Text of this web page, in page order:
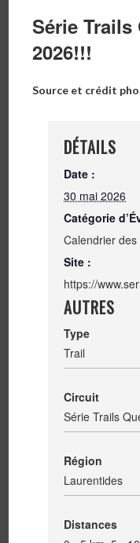
Série
2026!!!
Source et crédit
DÉTAILS
Date :
30 mai 2026
Catégorie
Calendrier
Site :
https://
AUTRES
Type
Trail
Circuit
Série Trails
Région
Laurentides
Distances